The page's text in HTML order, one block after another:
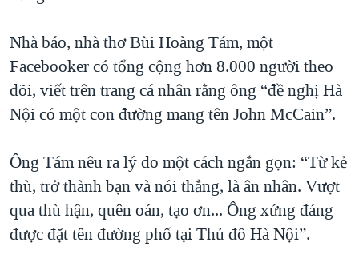
Nhà báo, nhà thơ Bùi Hoàng Tám, một
Facebooker có tổng cộng hơn 8.000 người theo
dõi, viết trên trang cá nhân rằng ông “đề nghị Hà
Nội có một con đường mang tên John McCain”.
Ông Tám nêu ra lý do một cách ngắn gọn: “Từ kẻ
thù, trở thành bạn và nói thẳng, là ân nhân. Vượt
qua thù hận, quên oán, tạo ơn... Ông xứng đáng
được đặt tên đường phố tại Thủ đô Hà Nội”.